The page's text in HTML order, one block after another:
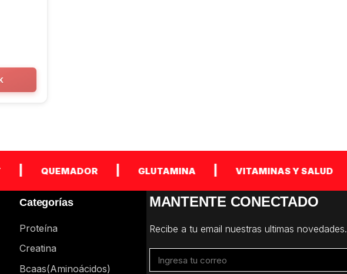
QUEMADOR | GLUTAMINA | VITAMINAS Y SALUD |
Categorías
Proteína
Creatina
Bcaas(Aminoácidos)
MANTENTE CONECTADO
Recibe a tu email nuestras ultimas novedades.